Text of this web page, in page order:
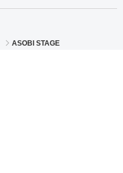
ASOBI STAGE